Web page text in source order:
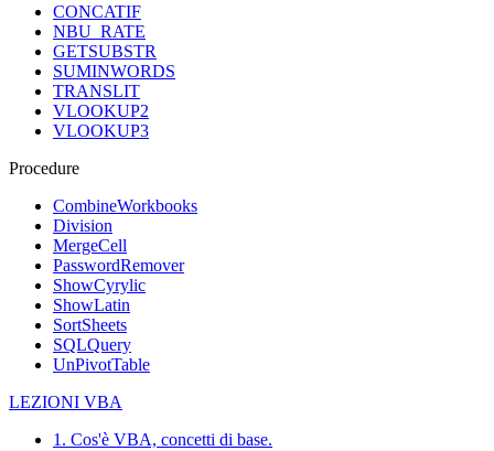
CONCATIF
NBU_RATE
GETSUBSTR
SUMINWORDS
TRANSLIT
VLOOKUP2
VLOOKUP3
Procedure
CombineWorkbooks
Division
MergeCell
PasswordRemover
ShowCyrylic
ShowLatin
SortSheets
SQLQuery
UnPivotTable
LEZIONI VBA
1. Cos'è VBA, concetti di base.